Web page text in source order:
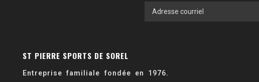
ST PIERRE SPORTS DE SOREL
Entreprise familiale fondée en 1976.